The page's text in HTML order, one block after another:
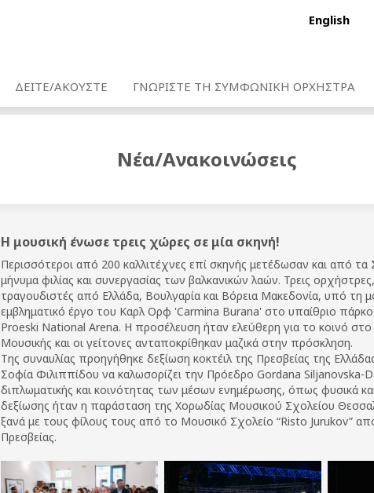
English
ΔΕΙΤΕ/ΑΚΟΥΣΤΕ ΓΝΩΡΙΣΤΕ ΤΗ ΣΥΜΦΩΝΙΚΗ ΟΡΧΗΣΤΡΑ
Νέα/Ανακοινώσεις
Η μουσική ένωσε τρεις χώρες σε μία σκηνή!
Περισσότεροι από 200 καλλιτέχνες επί σκηνής μετέδωσαν και από
μήνυμα φιλίας και συνεργασίας των βαλκανικών λαών. Τρεις
τραγουδιστές από Ελλάδα, Βουλγαρία και Βόρεια Μακεδονία, υπό τη
εμβληματικό έργο του Καρλ Ορφ 'Carmina Burana' στο υπαίθριο
Proeski National Arena. Η προσέλευση ήταν ελεύθερη για το κοινό
Μουσικής και οι γείτονες ανταποκρίθηκαν μαζικά στην πρόσκληση.
Της συναυλίας προηγήθηκε δεξίωση κοκτέιλ της Πρεσβείας της
Σοφία Φιλιππίδου να καλωσορίζει την Πρόεδρο Gordana Siljanovska-
διπλωματικής και κοινότητας των μέσων ενημέρωσης, όπως φυσικά
δεξίωσης ήταν η παράσταση της Χορωδίας Μουσικού Σχολείου
ξανά με τους φίλους τους από το Μουσικό Σχολείο “Risto Jurukov”
Πρεσβείας.